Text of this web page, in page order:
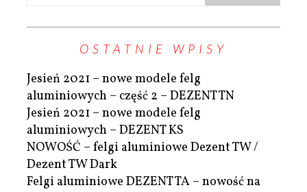
OSTATNIE WPISY
Jesień 2021 – nowe modele felg
aluminiowych – część 2 – DEZENT TN
Jesień 2021 – nowe modele felg
aluminiowych – DEZENT KS
NOWOŚĆ – felgi aluminiowe Dezent TW /
Dezent TW Dark
Felgi aluminiowe DEZENT TA – nowość na